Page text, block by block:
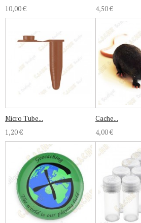
10,00 €
4,50 €
Micro Tube...
1,20 €
Cache...
4,00 €